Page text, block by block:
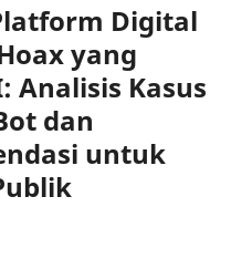
Digital
yang
Analisis Kasus
dan
untuk